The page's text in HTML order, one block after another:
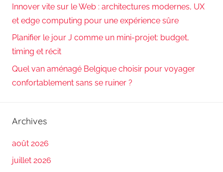
Innover vite sur le Web : architectures modernes, UX
et edge computing pour une expérience sûre
Planifier le jour J comme un mini-projet: budget,
timing et récit
Quel van aménagé Belgique choisir pour voyager
confortablement sans se ruiner ?
Archives
août 2026
juillet 2026